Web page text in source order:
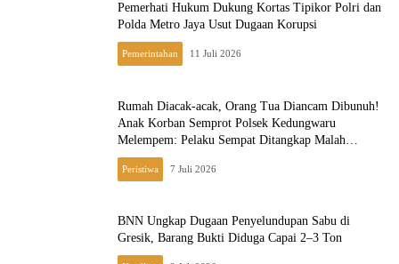
Pemerhati Hukum Dukung Kortas Tipikor Polri dan
Polda Metro Jaya Usut Dugaan Korupsi
Pemerintahan 11 Juli 2026
Rumah Diacak-acak, Orang Tua Diancam Dibunuh!
Anak Korban Semprot Polsek Kedungwaru
Melempem: Pelaku Sempat Ditangkap Malah
Dilepas
Peristiwa 7 Juli 2026
BNN Ungkap Dugaan Penyelundupan Sabu di
Gresik, Barang Bukti Diduga Capai 2–3 Ton